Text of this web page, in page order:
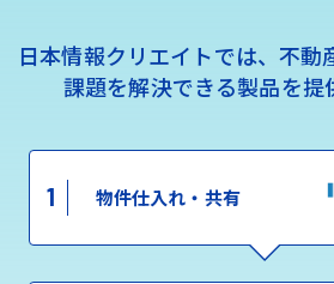
日本情報クリエイトでは、不動
課題を解決できる製品を提
1 物件仕入れ・共有